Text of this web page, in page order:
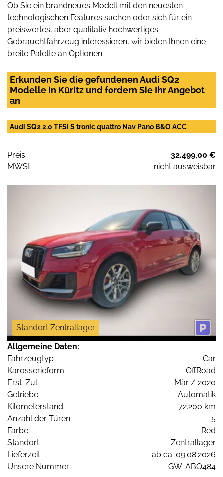
Ob Sie ein brandneues Modell mit den neuesten
technologischen Features suchen oder sich für ein
preiswertes, aber qualitativ hochwertiges
Gebrauchtfahrzeug interessieren, wir bieten Ihnen eine
breite Palette an Optionen.
Erkunden Sie die gefundenen Audi SQ2
Modelle in Küritz und fordern Sie Ihr Angebot
an
Audi SQ2 2.0 TFSI S tronic quattro Nav Pano B&O ACC
Preis:
32.499,00 €
MWSt:
nicht ausweisbar
Standort Zentrallager
Allgemeine Daten:
Fahrzeugtyp
Car
Karosserieform
OffRoad
Erst-Zul.
Mär / 2020
Getriebe
Automatik
Kilometerstand
72.200 km
Anzahl der Türen
5
Farbe
Red
Standort
Zentrallager
Lieferzeit
ab ca. 09.08.2026
Unsere Nummer
GW-ABO484